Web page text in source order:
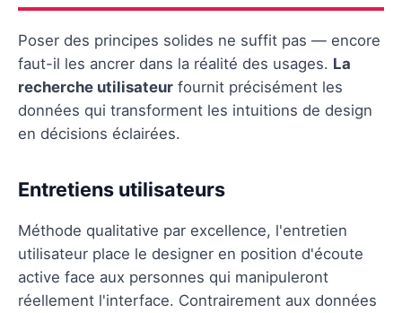
Poser des principes solides ne suffit pas — encore
faut-il les ancrer dans la réalité des usages. La
recherche utilisateur fournit précisément les
données qui transforment les intuitions de design
en décisions éclairées.
Entretiens utilisateurs
Méthode qualitative par excellence, l'entretien
utilisateur place le designer en position d'écoute
active face aux personnes qui manipuleront
réellement l'interface. Contrairement aux données